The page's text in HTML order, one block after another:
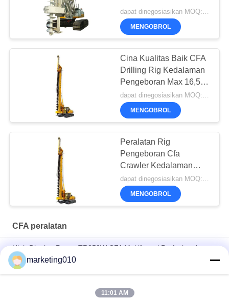
dapat dinegosiasikan MOQ:1 set
MENGOBROL
Cina Kualitas Baik CFA
Drilling Rig Kedalaman
Pengeboran Max 16,5 m
Untuk Tumpukan
Pondasi
dapat dinegosiasikan MOQ:1 set
MENGOBROL
Peralatan Rig
Pengeboran Cfa
Crawler Kedalaman
26m
dapat dinegosiasikan MOQ:1 set
MENGOBROL
CFA peralatan
High Digging Power TR250W CFA Multifungsi Profesional
Hidrolik Hammer Pengeboran Rotary Rig Pile Driver
Perangkat Pengeboran Long Auger Lanjutan
marketing010
11:01 AM